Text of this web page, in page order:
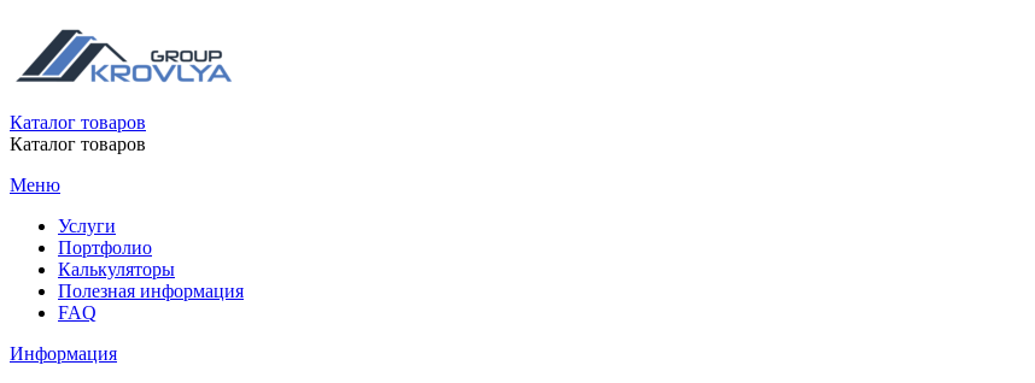
Каталог товаров
Каталог товаров
Меню
Услуги
Портфолио
Калькуляторы
Полезная информация
FAQ
Информация